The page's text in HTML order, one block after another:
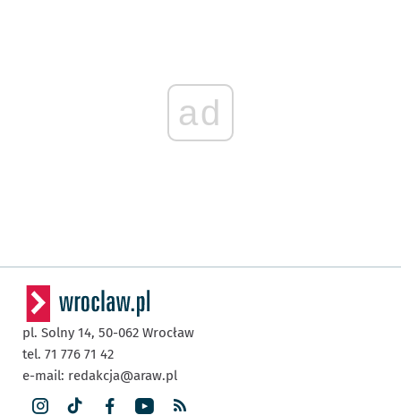
ad
pl. Solny 14, 50-062 Wrocław
tel. 71 776 71 42
e-mail: redakcja@araw.pl